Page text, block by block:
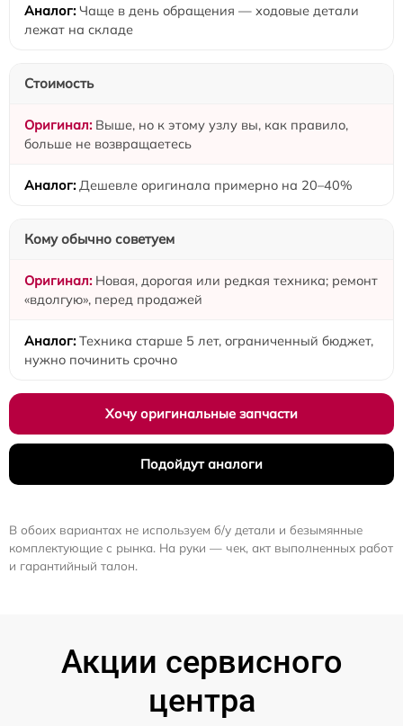
Чаще в день обращения — ходовые детали
лежат на складе
Стоимость
Выше, но к этому узлу вы, как правило,
больше не возвращаетесь
Дешевле оригинала примерно на 20–40%
Кому обычно советуем
Новая, дорогая или редкая техника; ремонт
«вдолгую», перед продажей
Техника старше 5 лет, ограниченный бюджет,
нужно починить срочно
Хочу оригинальные запчасти
Подойдут аналоги
В обоих вариантах не используем б/у детали и безымянные
комплектующие с рынка. На руки — чек, акт выполненных работ
и гарантийный талон.
Акции сервисного
центра